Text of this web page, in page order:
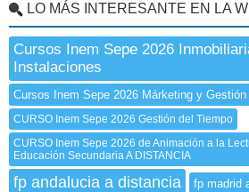
LO MÁS INTERESANTE EN LA
Cursos Inem Sepe 2026
Instalaciones
Cursos Inem Sepe 2026 Márketing y Gestión
CURSO Inem Sepe 2026 Gestión del Tiempo
CURSO Inem Sepe 2026 de Animación a la
Educación Secundaria A DISTANCIA
fp andalucia a distancia fp madrid